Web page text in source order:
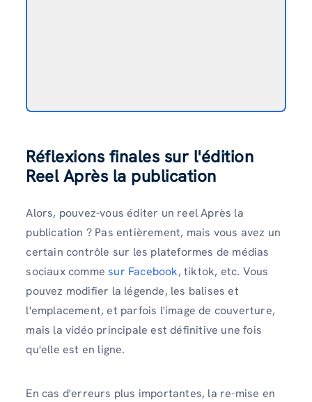
Réflexions finales sur l'édition
Reel Après la publication
Alors, pouvez-vous éditer un reel Après la
publication ? Pas entièrement, mais vous avez un
certain contrôle sur les plateformes de médias
sociaux commesur Facebook, tiktok, etc. Vous
pouvez modifier la légende, les balises et
l'emplacement, et parfois l'image de couverture,
mais la vidéo principale est définitive une fois
qu'elle est en ligne.
En cas d'erreurs plus importantes, la re-mise en